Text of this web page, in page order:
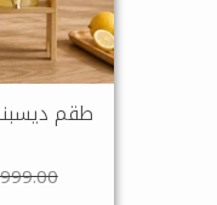
طقم ديسبنسر 3 قطع